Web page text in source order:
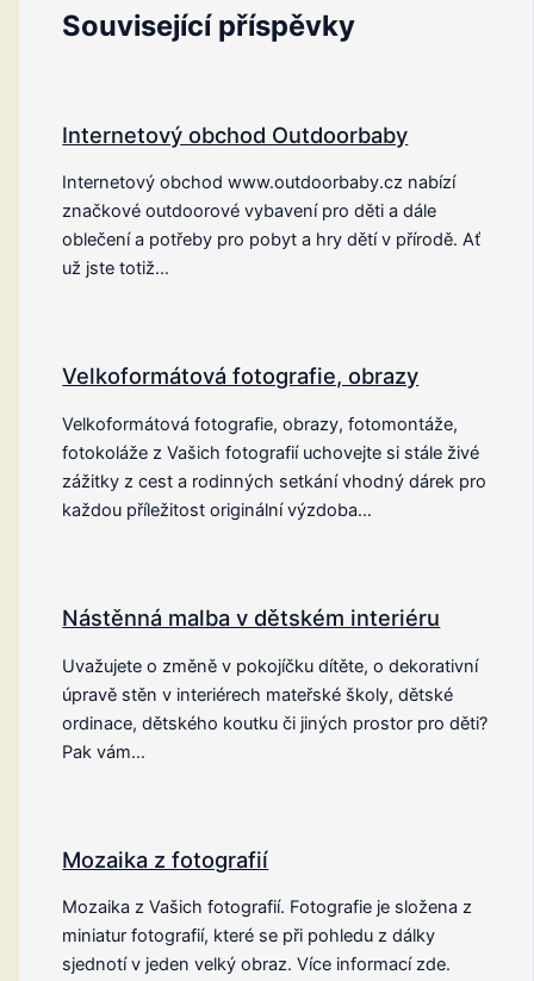
Související příspěvky
Internetový obchod Outdoorbaby
Internetový obchod www.outdoorbaby.cz nabízí
značkové outdoorové vybavení pro děti a dále
oblečení a potřeby pro pobyt a hry dětí v přírodě. Ať
už jste totiž…
Velkoformátová fotografie, obrazy
Velkoformátová fotografie, obrazy, fotomontáže,
fotokoláže z Vašich fotografií uchovejte si stále živé
zážitky z cest a rodinných setkání vhodný dárek pro
každou příležitost originální výzdoba…
Nástěnná malba v dětském interiéru
Uvažujete o změně v pokojíčku dítěte, o dekorativní
úpravě stěn v interiérech mateřské školy, dětské
ordinace, dětského koutku či jiných prostor pro děti?
Pak vám…
Mozaika z fotografií
Mozaika z Vašich fotografií. Fotografie je složena z
miniatur fotografií, které se při pohledu z dálky
sjednotí v jeden velký obraz. Více informací zde.